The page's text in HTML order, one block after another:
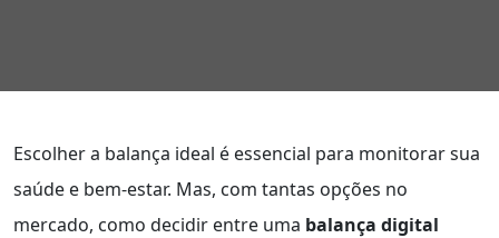
Escolher a balança ideal é essencial para monitorar sua
saúde e bem-estar. Mas, com tantas opções no
mercado, como decidir entre uma balança digital